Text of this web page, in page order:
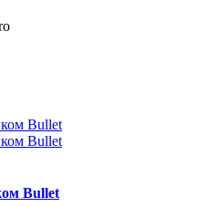
Bullet